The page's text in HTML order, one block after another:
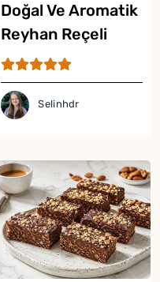
Doğal Ve Aromatik
Reyhan Reçeli
Tarifi
Selinhdr